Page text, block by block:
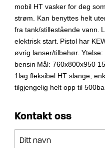
mobil HT vasker for deg
strøm. Kan benyttes helt
fra tank/stillestående vann.
elektrisk start. Pistol har
øvrig lanser/tilbehør. Ytelse:
bensin Mål: 760x800x950
1lag fleksibel HT slange,
tilgjengelig helt opp til
Kontakt oss
Ditt navn